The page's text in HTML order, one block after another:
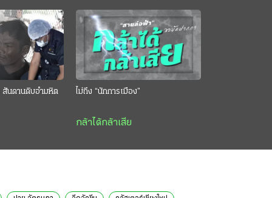
นดานดิบอำมหิต ไม่ถึง “นักการเมือง”
กล้าได้กล้าเสีย